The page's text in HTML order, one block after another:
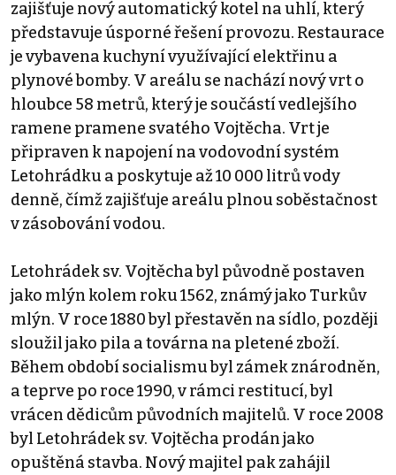
zajišťuje nový automatický kotel na uhlí, který
představuje úsporné řešení provozu. Restaurace
je vybavena kuchyní využívající elektřinu a
plynové bomby. V areálu se nachází nový vrt o
hloubce 58 metrů, který je součástí vedlejšího
ramene pramene svatého Vojtěcha. Vrt je
připraven k napojení na vodovodní systém
Letohrádku a poskytuje až 10 000 litrů vody
denně, čímž zajišťuje areálu plnou soběstačnost
v zásobování vodou.
Letohrádek sv. Vojtěcha byl původně postaven
jako mlýn kolem roku 1562, známý jako Turkův
mlýn. V roce 1880 byl přestavěn na sídlo, později
sloužil jako pila a továrna na pletené zboží.
Během období socialismu byl zámek znárodněn,
a teprve po roce 1990, v rámci restitucí, byl
vrácen dědicům původních majitelů. V roce 2008
byl Letohrádek sv. Vojtěcha prodán jako
opuštěná stavba. Nový majitel pak zahájil